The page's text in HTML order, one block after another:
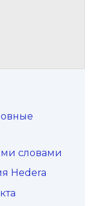
словами
Hedera